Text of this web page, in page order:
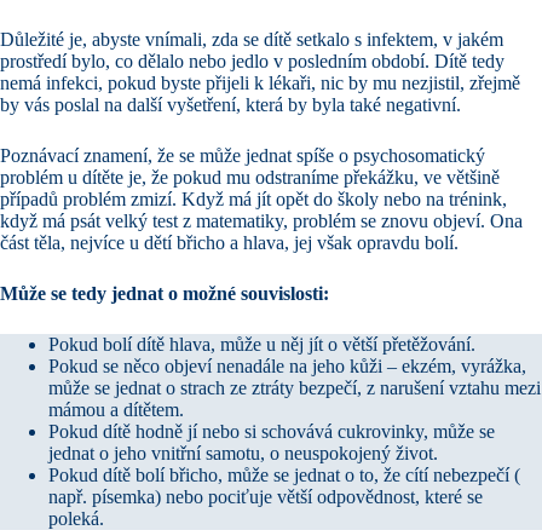
Důležité je, abyste vnímali, zda se dítě setkalo s infektem, v jakém
prostředí bylo, co dělalo nebo jedlo v posledním období. Dítě tedy
nemá infekci, pokud byste přijeli k lékaři, nic by mu nezjistil, zřejmě
by vás poslal na další vyšetření, která by byla také negativní.
Poznávací znamení, že se může jednat spíše o psychosomatický
problém u dítěte je, že pokud mu odstraníme překážku, ve většině
případů problém zmizí. Když má jít opět do školy nebo na trénink,
když má psát velký test z matematiky, problém se znovu objeví. Ona
část těla, nejvíce u dětí břicho a hlava, jej však opravdu bolí.
Může se tedy jednat o možné souvislosti:
Pokud bolí dítě hlava, může u něj jít o větší přetěžování.
Pokud se něco objeví nenadále na jeho kůži – ekzém, vyrážka,
může se jednat o strach ze ztráty bezpečí, z narušení vztahu mezi
mámou a dítětem.
Pokud dítě hodně jí nebo si schovává cukrovinky, může se
jednat o jeho vnitřní samotu, o neuspokojený život.
Pokud dítě bolí břicho, může se jednat o to, že cítí nebezpečí (
např. písemka) nebo pociťuje větší odpovědnost, které se
poleká.